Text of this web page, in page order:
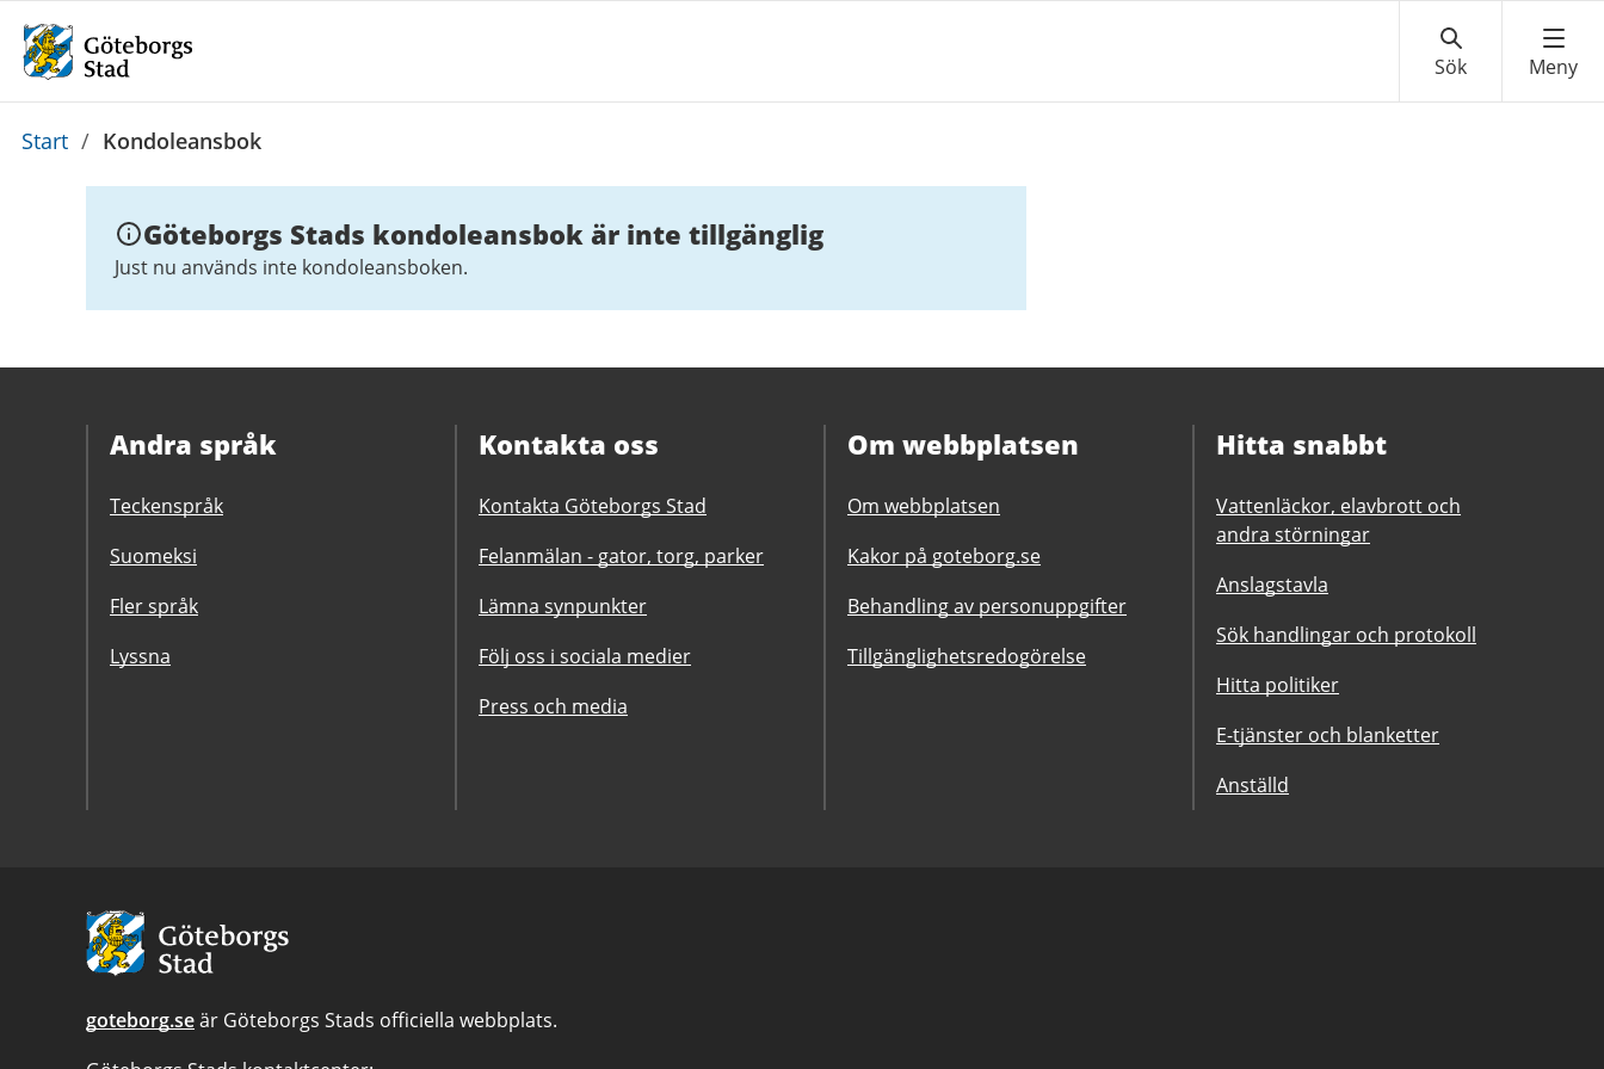
Du
Start / Kondoleansbok
Göteborgs Stads kondoleansbok är inte tillgänglig
Just nu används inte kondoleansboken.
Andra språk
Teckenspråk
Suomeksi
Fler språk
Lyssna
Kontakta oss
Kontakta Göteborgs Stad
Felanmälan - gator, torg, parker
Lämna synpunkter
Följ oss i sociala medier
Press och media
Om webbplatsen
Om webbplatsen
Kakor på goteborg.se
Behandling av personuppgifter
Tillgänglighetsredogörelse
Hitta snabbt
Vattenläckor, elavbrott och
andra störningar
Anslagstavla
Sök handlingar och protokoll
Hitta politiker
E-tjänster och blanketter
Anställd
Avsändare:
Göteborgs
Stad
goteborg.seär Göteborgs Stads officiella webbplats.